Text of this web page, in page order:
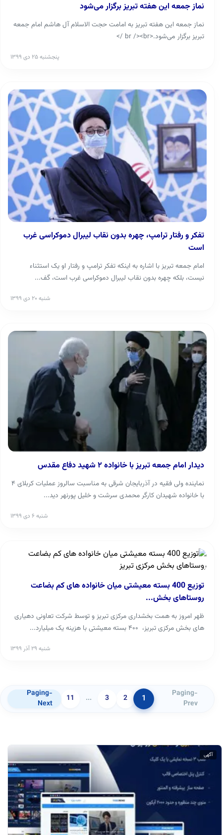
نماز جمعه این هفته تبریز برگزار می‌شود
نماز جمعه این هفته تبریز به امامت حجت الاسلام آل هاشم امام جمعه
تبریز برگزار می‌شود.<br /><br />
پنجشنبه ۲۵ دی ۱۳۹۹
تفکر و رفتار ترامپ، چهره بدون نقاب لیبرال دموکراسی غرب
است
امام جمعه تبریز با اشاره به اینکه تفکر ترامپ و رفتار او یک استثناء
نیست، بلکه چهره بدون نقاب لیبرال دموکراسی غرب است، گف...
شنبه ۲۰ دی ۱۳۹۹
دیدار امام جمعه تبریز با خانواده ۲ شهید دفاع مقدس
نماینده ولی فقیه در آذربایجان شرقی به مناسبت سالروز عملیات کربلای ۴
با خانواده شهیدان کارگر محمدی سرشت و خلیل پورنهر دید...
شنبه ۶ دی ۱۳۹۹
توزیع 400 بسته معیشتی میان خانواده های کم بضاعت
روستاهای بخش...
ظهر امروز به همت بخشداری مرکزی تبریز و توسط شرکت تعاونی دهیاری
های بخش مرکزی تبریز، ۴۰۰ بسته معیشتی با هزینه یک میلیارد...
شنبه ۲۹ آذر ۱۳۹۹
Paging-
Prev
1
2
3
...
11
Paging-
Next
آگهی